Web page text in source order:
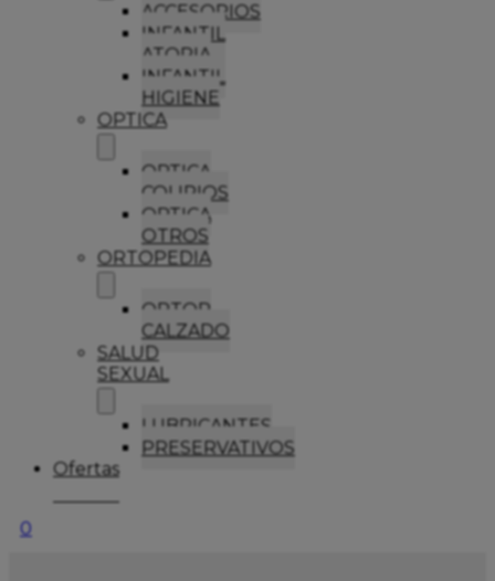
ACCESORIOS
INFANTIL
ATOPIA
INFANTIL
HIGIENE
OPTICA
OPTICA
COLIRIOS
OPTICA
OTROS
ORTOPEDIA
ORTOP
CALZADO
SALUD
SEXUAL
LUBRICANTES
PRESERVATIVOS
Ofertas
0